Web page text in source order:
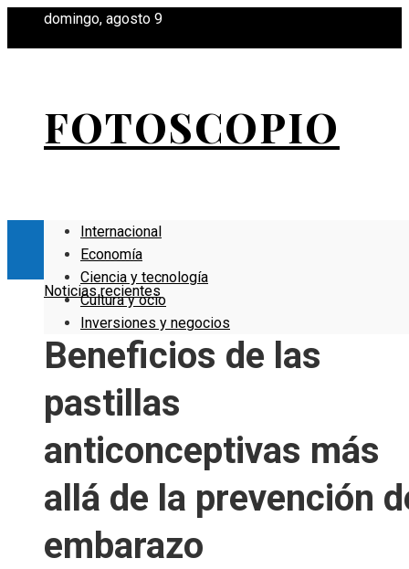
domingo, agosto 9
FOTOSCOPIO
Internacional
Economía
Ciencia y tecnología
Cultura y ocio
Inversiones y negocios
Noticias recientes
Beneficios de las
pastillas
anticonceptivas más
allá de la prevención
embarazo